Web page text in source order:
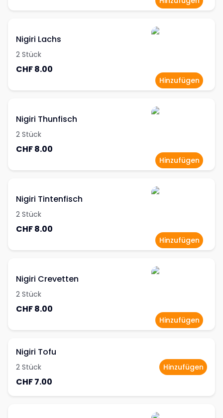
Nigiri Lachs
2 Stück
CHF 8.00
Hinzufügen
Nigiri Thunfisch
2 Stück
CHF 8.00
Hinzufügen
Nigiri Tintenfisch
2 Stück
CHF 8.00
Hinzufügen
Nigiri Crevetten
2 Stück
CHF 8.00
Hinzufügen
Nigiri Tofu
2 Stück
CHF 7.00
Hinzufügen